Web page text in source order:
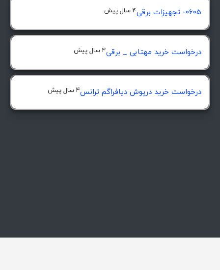
0605- تجهیزات برقی 4 سال پیش
درخواست خرید مهتابی _ برقی4 سال پیش
درخواست خرید درپوش ديافراگم ترانس4 سال پیش